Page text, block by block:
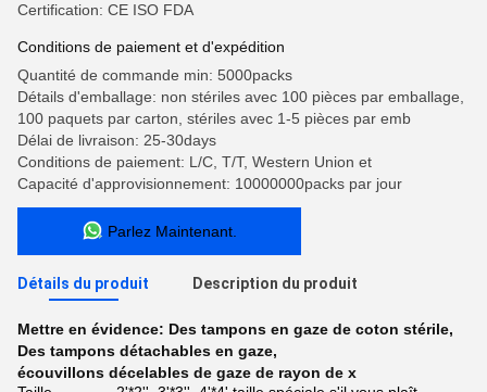
Certification: CE ISO FDA
Conditions de paiement et d'expédition
Quantité de commande min: 5000packs
Détails d'emballage: non stériles avec 100 pièces par emballage,
100 paquets par carton, stériles avec 1-5 pièces par emb
Délai de livraison: 25-30days
Conditions de paiement: L/C, T/T, Western Union et
Capacité d'approvisionnement: 10000000packs par jour
Parlez Maintenant.
Détails du produit Description du produit
Mettre en évidence: Des tampons en gaze de coton stérile,
Des tampons détachables en gaze,
écouvillons décelables de gaze de rayon de x